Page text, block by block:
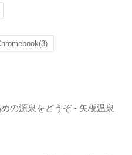
(3)
の源泉をどうぞ - 矢板温泉